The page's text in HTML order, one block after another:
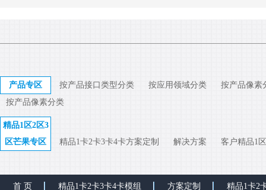
产品专区 按产品接口类型分类 按应用领域分类
按产品像素
按产品像素分类
精品1区2区3
区芒果专区
精品1卡2卡3卡4卡方案定制 解决方案 客户精品1
首 页 精品1卡2卡3卡4卡模组 方案定制 精品1卡2